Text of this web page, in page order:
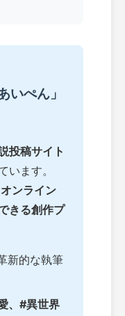
いぺん」
投稿サイト
います。
ンライン
きる創作プ
新的な執筆
、#異世界